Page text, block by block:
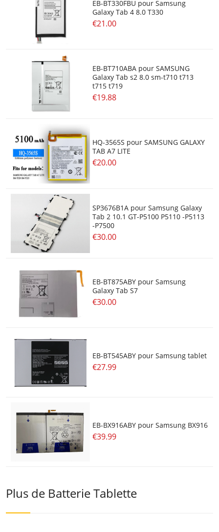
EB-BT330FBU pour Samsung
Galaxy Tab 4 8.0 T330
€21.00
EB-BT710ABA pour SAMSUNG
Galaxy Tab s2 8.0 sm-t710 t713
t715 t719
€19.88
HQ-3565S pour SAMSUNG GALAXY
TAB A7 LITE
€20.00
SP3676B1A pour Samsung Galaxy
Tab 2 10.1 GT-P5100 P5110 -P5113
-P7500
€30.00
EB-BT875ABY pour Samsung
Galaxy Tab S7
€30.00
EB-BT545ABY pour Samsung tablet
€27.99
EB-BX916ABY pour Samsung BX916
€39.99
Plus de Batterie Tablette